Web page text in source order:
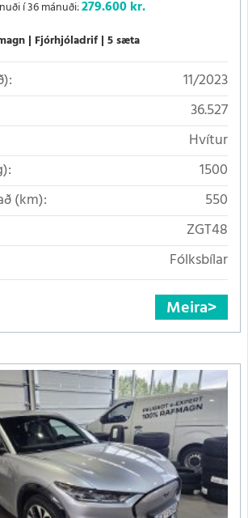
í 36 mánuði:279.600kr.
Fjórhjóladrif 5 sæta
11/2023
36.527
Hvítur
1500
(km):
550
ZGT48
Fólksbílar
Meira